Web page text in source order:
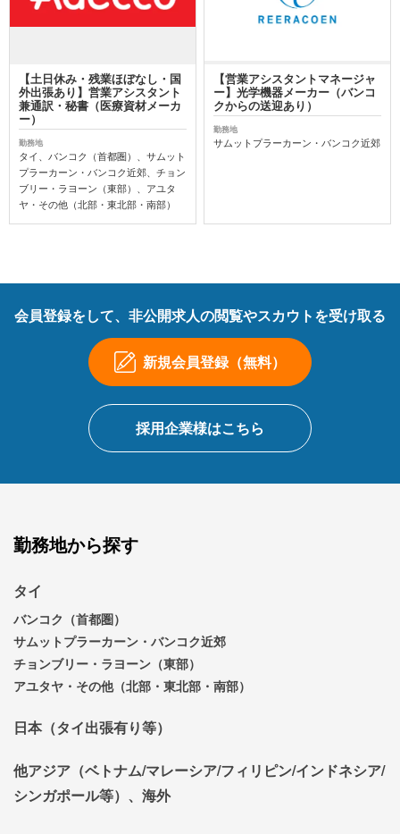
【土日休み・残業ほぼなし・国
外出張あり】営業アシスタント
兼通訳・秘書（医療資材メーカ
ー）
勤務地
タイ、バンコク（首都圏）、サムット
プラーカーン・バンコク近郊、チョン
ブリー・ラヨーン（東部）、アユタ
ヤ・その他（北部・東北部・南部）
【営業アシスタントマネージャ
ー】光学機器メーカー（バンコ
クからの送迎あり）
勤務地
サムットプラーカーン・バンコク近郊
会員登録をして、非公開求人の閲覧やスカウトを受け取る
新規会員登録（無料）
採用企業様はこちら
勤務地から探す
タイ
バンコク（首都圏）
サムットプラーカーン・バンコク近郊
チョンブリー・ラヨーン（東部）
アユタヤ・その他（北部・東北部・南部）
日本（タイ出張有り等）
他アジア（ベトナム/マレーシア/フィリピン/インドネシア/
シンガポール等）、海外